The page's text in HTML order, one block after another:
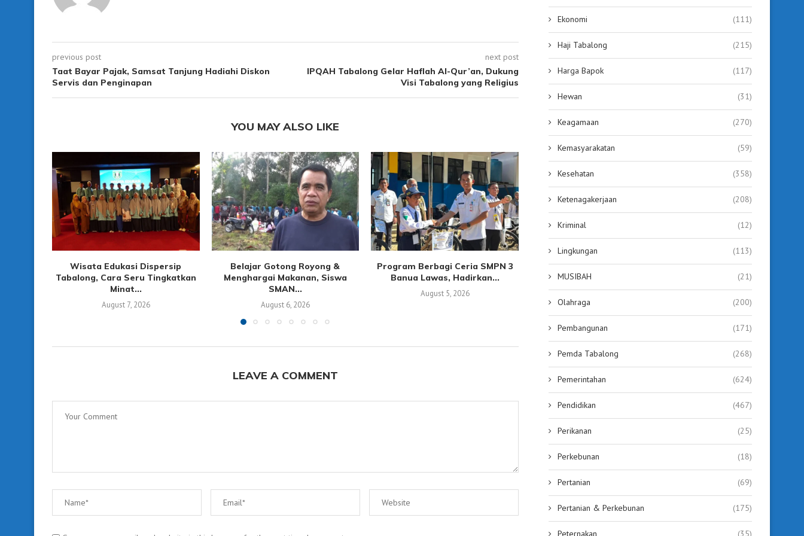
previous post
Taat Bayar Pajak, Samsat Tanjung Hadiahi Diskon
Servis dan Penginapan
next post
IPQAH Tabalong Gelar Haflah Al-Qur’an, Dukung
Visi Tabalong yang Religius
YOU MAY ALSO LIKE
Wisata Edukasi Dispersip
Tabalong, Cara Seru Tingkatkan
Minat...
August 7, 2026
Belajar Gotong Royong &
Menghargai Makanan, Siswa
SMAN...
August 6, 2026
Program Berbagi Ceria SMPN 3
Banua Lawas, Hadirkan...
August 5, 2026
Dari Tabalong ke Bandung, Nadia
Hafiza Wujudkan Mimpi...
July 29, 2026
Bupati Dorong
Kuota Beasiswa
July 29, 2026
LEAVE A COMMENT
Ekonomi (111)
Haji Tabalong (215)
Harga Bapok (117)
Hewan (31)
Keagamaan (270)
Kemasyarakatan (59)
Kesehatan (358)
Ketenagakerjaan (208)
Kriminal (12)
Lingkungan (113)
MUSIBAH (21)
Olahraga (200)
Pembangunan (171)
Pemda Tabalong (268)
Pemerintahan (624)
Pendidikan (467)
Perikanan (25)
Perkebunan (18)
Pertanian (69)
Pertanian & Perkebunan (175)
Peternakan (35)